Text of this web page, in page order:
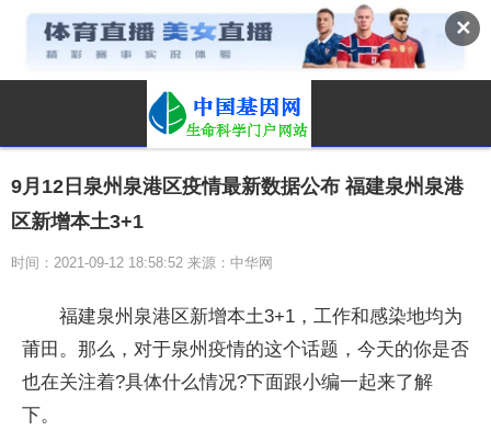
✕
9月12日泉州泉港区疫情最新数据公布 福建泉州泉港
区新增本土3+1
时间：2021-09-12 18:58:52 来源：中华网
福建泉州泉港区新增本土3+1，工作和感染地均为
莆田。那么，对于泉州疫情的这个话题，今天的你是否
也在关注着?具体什么情况?下面跟小编一起来了解
下。